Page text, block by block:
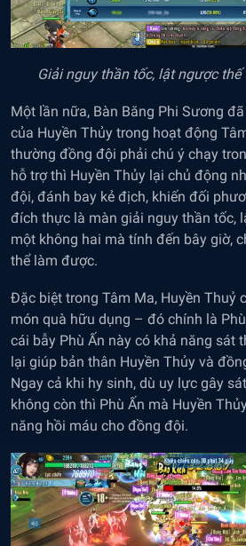
Giải nguy thần tốc, lật ngược
Một lần nữa, Bàn Băng Phi Sương
của Huyền Thủy trong hoạt động
thường đồng đội phải chú ý chạy
hỗ trợ thì Huyền Thủy lại chủ động
đội, đánh bay kẻ địch, khiến đối
đích thực là màn giải nguy thần tốc,
một không hai mà tính đến bây giờ,
thể làm được.
Đặc biệt trong Tâm Ma, Huyền Thuỷ
món quà hữu dụng – đó chính là
cái bẫy Phù Ấn này có khả năng sát
lại giúp bản thân Huyền Thủy và
Ngay cả khi hy sinh, dù uy lực gây
không còn thì Phù Ấn mà Huyền
năng hồi máu cho đồng đội.